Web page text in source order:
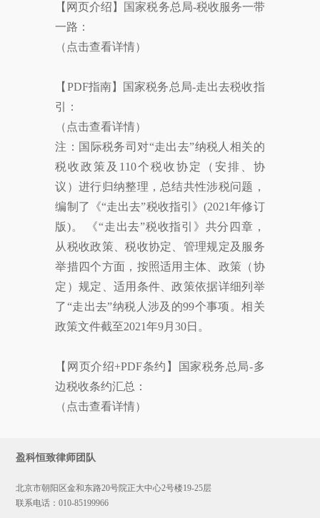
【网页介绍】国家税务总局-税收服务一带
一路：
（点击查看详情）
【PDF指南】国家税务总局-走出去税收指
引：
（点击查看详情）
注：国际税务司对“走出去”纳税人相关的
税收政策及110个税收协定（安排、协
议）进行归纳整理，总结共性涉税问题，
编制了《“走出去”税收指引》(2021年修订
版)。 《“走出去”税收指引》共分四章，
从税收政策、税收协定、管理规定及服务
举措四个方面，按照适用主体、政策（协
定）规定、适用条件、政策依据详细列举
了“走出去”纳税人涉及的99个事项。相关
政策文件截至2021年9月30日。
【网页介绍+PDF条约】国家税务总局-多
边税收条约汇总：
（点击查看详情）
盈科恒致律师团队
北京市朝阳区金和东路20号院正大中心2号楼19-25层
联系电话：010-85199966